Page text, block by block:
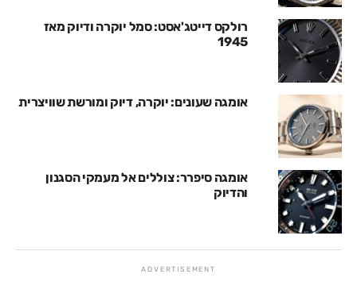
רולקס דייטג'אסט: סמל יוקרה ודיוק מאז
1945
אומגה שעונים: יוקרה, דיוק ומורשת שוויצרית
אומגה סיפרר: צוללים אל מעמקי הסגנון
והדיוק
ADVERTISEMENT